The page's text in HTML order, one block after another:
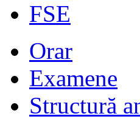
FSE
Orar
Examene
Structură